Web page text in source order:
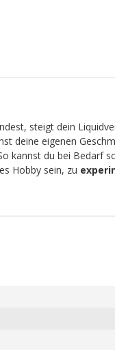
steigt dein
deine eigenen
kannst du bei Bedarf
Hobby sein, zu